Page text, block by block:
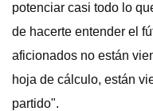
potenciar casi todo lo
de hacerte entender el
aficionados no están
hoja de cálculo, están
partido".